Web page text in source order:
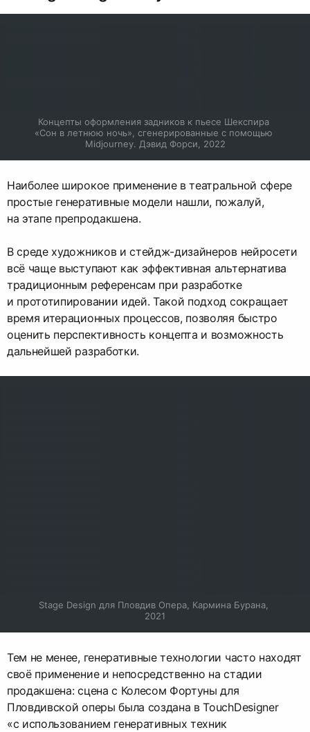
Концепты оформления задников к пьесе Шекспира
«Сон в летнюю ночь», сгенерированные с помощью
Midjourney. Дэвид Форси, 2022
Наиболее широкое применение в театральной сфере
простые генеративные модели нашли, пожалуй,
на этапе препродакшена.
В среде художников и стейдж-дизайнеров нейросети
всё чаще выступают как эффективная альтернатива
традиционным референсам при разработке
и прототипировании идей. Такой подход сокращает
время итерационных процессов, позволяя быстро
оценить перспективность концепта и возможность
дальнейшей разработки.
Stage Design для Пловдив Опера, Кармина Бурана,
2021
Тем не менее, генеративные технологии часто находят
своё применение и непосредственно на стадии
продакшена: сцена с Колесом Фортуны для
Пловдивской оперы была создана в TouchDesigner
«с использованием генеративных техник